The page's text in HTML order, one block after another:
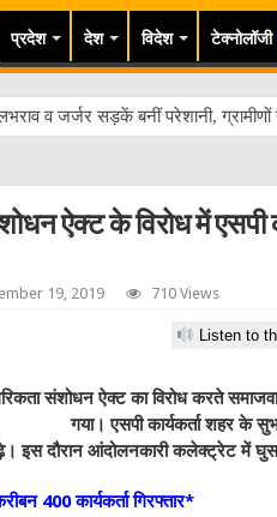
प्रदेश देश विदेश टेक्नोलॉजी
व जर्जर सड़कें बनीं परेशानी, ग्रामीणों
ऐक्ट के विरोध में एसपी
19, 2019 710 Views
Listen to
संशोधन ऐक्ट का विरोध करते
गया। एसपी कार्यकर्ता शहर के
इस दौरान आंदोलनकारी कलेक्ट्रेट में
400 कार्यकर्ता गिरफ्तार*